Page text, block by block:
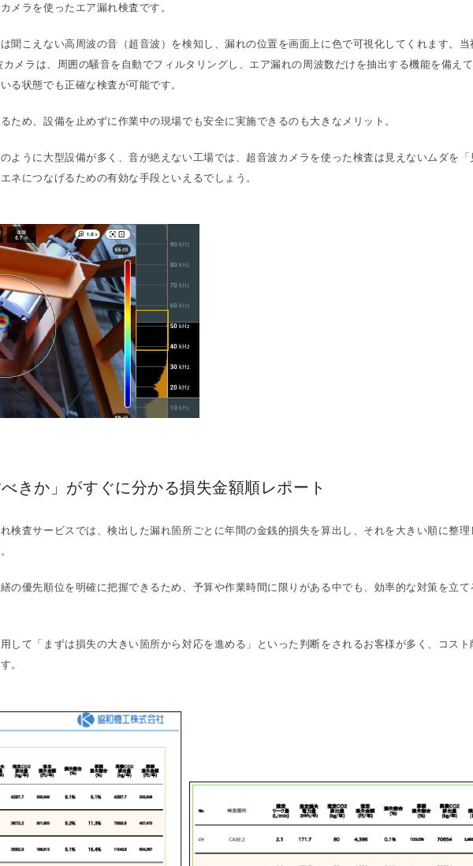
メラを使ったエア漏れ検査です。
聞こえない高周波の音（超音波）を検知し、漏れの位置を画面上に色で可視化してくれます。当
メラは、周囲の騒音を自動でフィルタリングし、エア漏れの周波数だけを抽出する機能を備え
る状態でも正確な検査が可能です。
ため、設備を止めずに作業中の現場でも安全に実施できるのも大きなメリット。
ように大型設備が多く、音が絶えない工場では、超音波カメラを使った検査は見えないムダを「
ネにつなげるための有効な手段といえるでしょう。
べきか」がすぐに分かる損失金額順レポート
検査サービスでは、検出した漏れ箇所ごとに年間の金銭的損失を算出し、それを大きい順に整理
の優先順位を明確に把握できるため、予算や作業時間に限りがある中でも、効率的な対策を立て
して「まずは損失の大きい箇所から対応を進める」といった判断をされるお客様が多く、コスト
。